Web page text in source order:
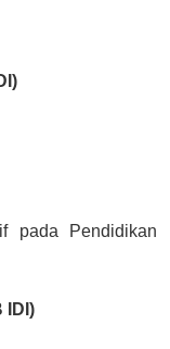
pada Pendidikan
IDI)